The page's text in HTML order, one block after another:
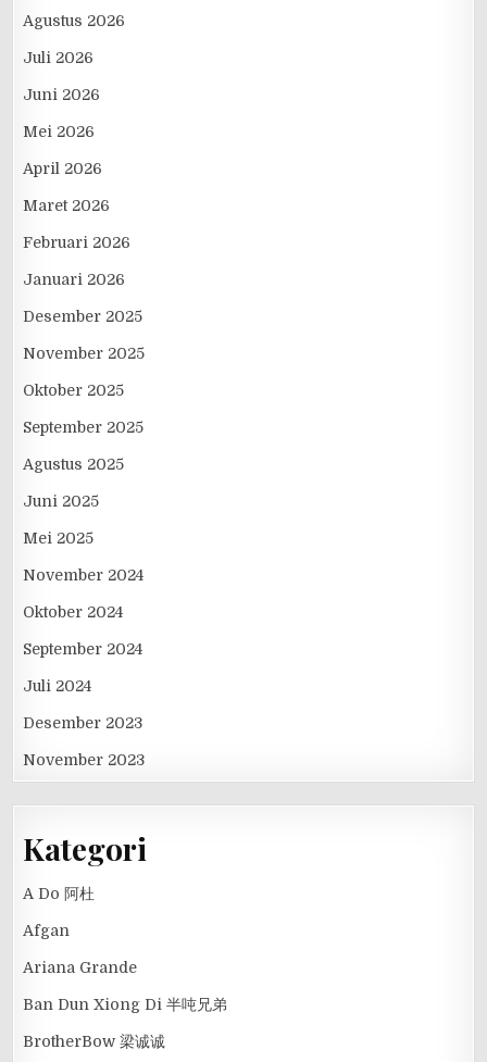
Agustus 2026
Juli 2026
Juni 2026
Mei 2026
April 2026
Maret 2026
Februari 2026
Januari 2026
Desember 2025
November 2025
Oktober 2025
September 2025
Agustus 2025
Juni 2025
Mei 2025
November 2024
Oktober 2024
September 2024
Juli 2024
Desember 2023
November 2023
Kategori
A Do 阿杜
Afgan
Ariana Grande
Ban Dun Xiong Di 半吨兄弟
BrotherBow 梁诚诚